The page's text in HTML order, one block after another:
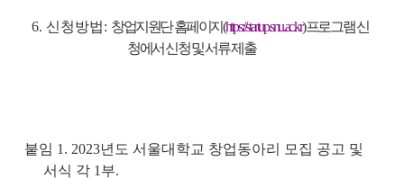
6. 신청방법: 창업지원단 홈페이지(https://startup.snu.ac.kr) 프로그램 신
청에서 신청 및 서류 제출
붙임 1. 2023년도 서울대학교 창업동아리 모집 공고 및
서식 각 1부.